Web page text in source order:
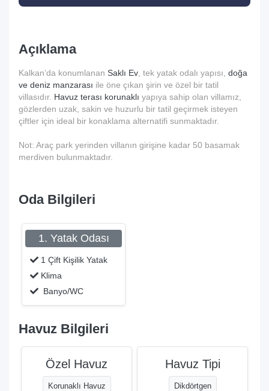
Açıklama
Kalkan’da konumlanan Saklı Ev , tek yatak odalı yapısı, doğa
ve deniz manzarası ile öne çıkan şirin ve özel bir tatil
villasıdır. Havuz terası korunaklı yapıya sahip olan villamız,
gözlerden uzak, sakin ve huzurlu bir tatil geçirmek isteyen
çiftler için ideal bir konaklama alternatifi sunmaktadır.
Not: Araç park yerinden villanın girişine kadar 50 basamak
merdiven bulunmaktadır.
Oda Bilgileri
1. Yatak Odası
1 Çift Kişilik Yatak
Klima
Banyo/WC
Havuz Bilgileri
Özel Havuz
Korunaklı Havuz
Havuz Tipi
Dikdörtgen